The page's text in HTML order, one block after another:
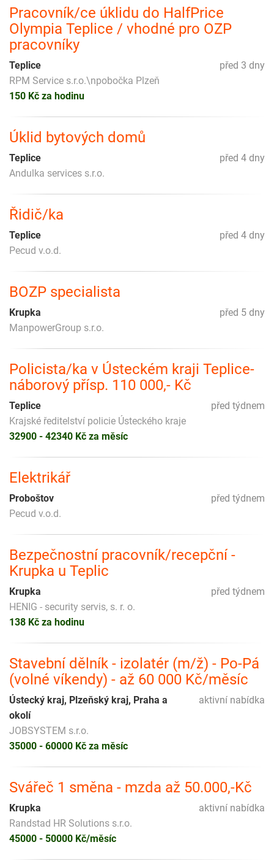
Pracovník/ce úklidu do HalfPrice
Olympia Teplice / vhodné pro OZP
pracovníky
před 3 dny
Teplice
RPM Service s.r.o.\npobočka Plzeň
150 Kč za hodinu
Úklid bytových domů
před 4 dny
Teplice
Andulka services s.r.o.
Řidič/ka
před 4 dny
Teplice
Pecud v.o.d.
BOZP specialista
před 5 dny
Krupka
ManpowerGroup s.r.o.
Policista/ka v Ústeckém kraji Teplice-
náborový přísp. 110 000,- Kč
před týdnem
Teplice
Krajské ředitelství policie Ústeckého kraje
32900 - 42340 Kč za měsíc
Elektrikář
před týdnem
Proboštov
Pecud v.o.d.
Bezpečnostní pracovník/recepční -
Krupka u Teplic
před týdnem
Krupka
HENIG - security servis, s. r. o.
138 Kč za hodinu
Stavební dělník - izolatér (m/ž) - Po-Pá
(volné víkendy) - až 60 000 Kč/měsíc
aktivní nabídka
Ústecký kraj, Plzeňský kraj, Praha a
okolí
JOBSYSTEM s.r.o.
35000 - 60000 Kč za měsíc
Svářeč 1 směna - mzda až 50.000,-Kč
aktivní nabídka
Krupka
Randstad HR Solutions s.r.o.
45000 - 50000 Kč/měsíc